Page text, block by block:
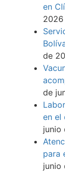
en
2026
de
de
en el
junio
para
junio